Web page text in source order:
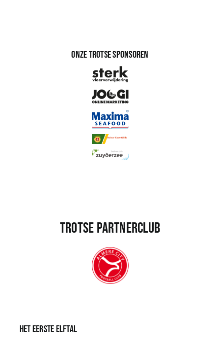
Onze trotse sponsoren
Trotse partnerclub
Het eerste elftal